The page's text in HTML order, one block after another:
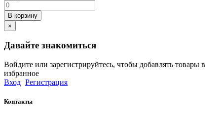
В корзину
×
Давайте знакомиться
Войдите или зарегистрируйтесь, чтобы добавлять товары в
избранное
Вход Регистрация
Контакты